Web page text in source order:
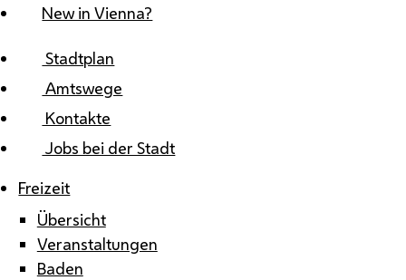
New in Vienna?
Stadtplan
Amtswege
Kontakte
Jobs bei der Stadt
Freizeit
Übersicht
Veranstaltungen
Baden